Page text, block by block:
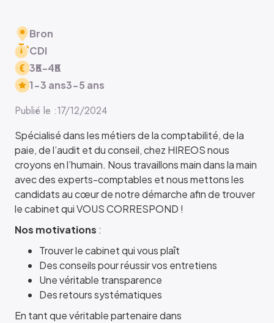
Bron
CDI
38
K-48
K
1-3 ans3-5 ans
Publié le :17/12/2024
Spécialisé dans les métiers de la comptabilité, de la
paie, de l’audit et du conseil, chez HIREOS nous
croyons en l’humain. Nous travaillons main dans la main
avec des experts-comptables et nous mettons les
candidats au cœur de notre démarche afin de trouver
le cabinet qui VOUS CORRESPOND !
Nos motivations :
Trouver le cabinet qui vous plaît
Des conseils pour réussir vos entretiens
Une véritable transparence
Des retours systématiques
En tant que véritable partenaire dans